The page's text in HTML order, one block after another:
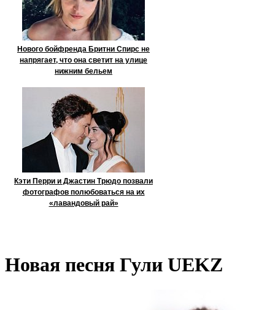
Нового бойфренда Бритни Спирс не
напрягает, что она светит на улице
нижним бельем
Кэти Перри и Джастин Трюдо позвали
фотографов полюбоваться на их
«лавандовый рай»
Новая песня Гули UEKZ